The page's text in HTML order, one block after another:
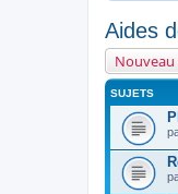
Aides
SUJETS